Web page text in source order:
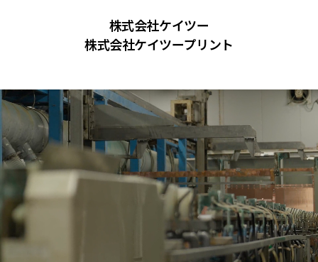
株式会社ケイツー
株式会社ケイツープリント